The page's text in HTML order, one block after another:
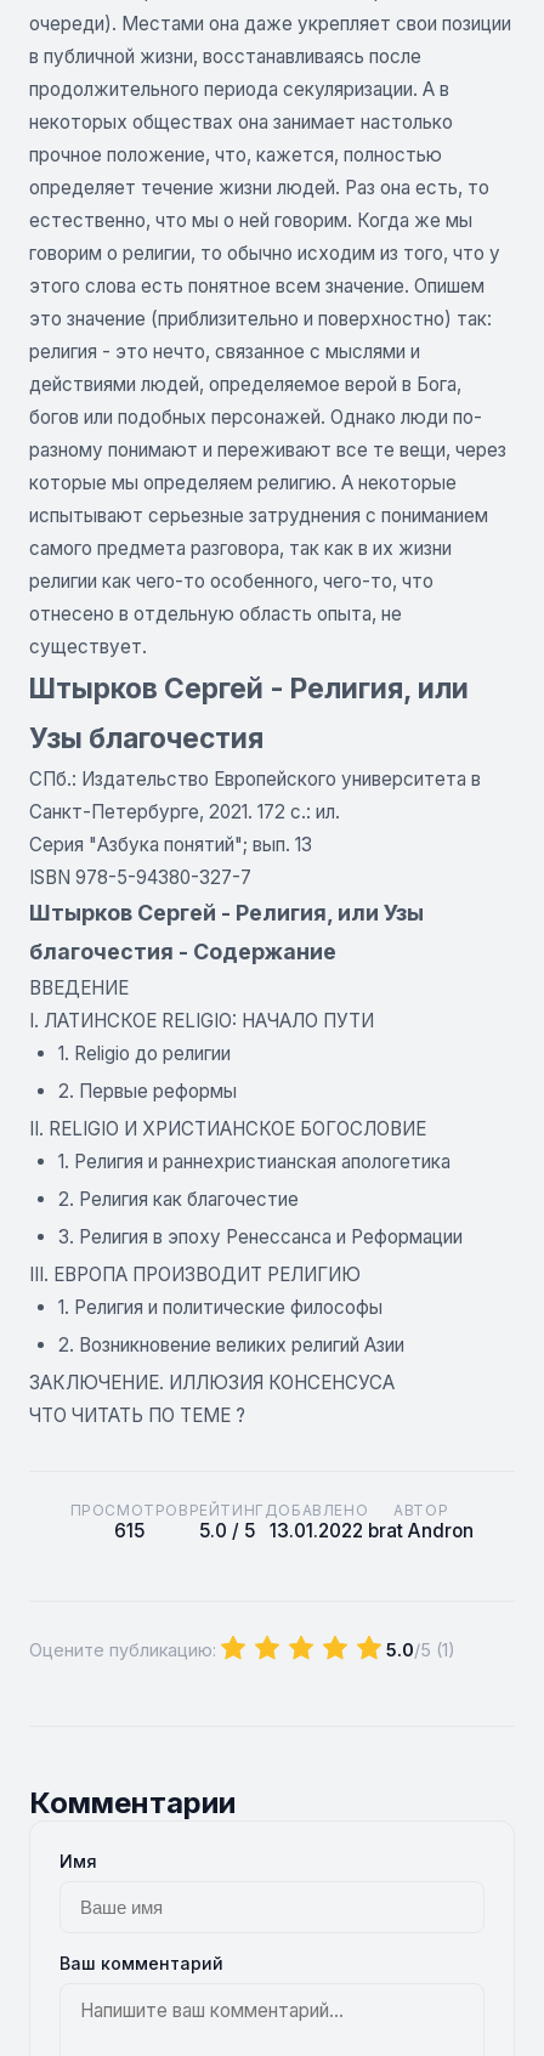
очереди). Местами она даже укрепляет свои позиции
в публичной жизни, восстанавливаясь после
продолжительного периода секуляризации. А в
некоторых обществах она занимает настолько
прочное положение, что, кажется, полностью
определяет течение жизни людей. Раз она есть, то
естественно, что мы о ней говорим. Когда же мы
говорим о религии, то обычно исходим из того, что у
этого слова есть понятное всем значение. Опишем
это значение (приблизительно и поверхностно) так:
религия - это нечто, связанное с мыслями и
действиями людей, определяемое верой в Бога,
богов или подобных персонажей. Однако люди по-
разному понимают и переживают все те вещи, через
которые мы определяем религию. А некоторые
испытывают серьезные затруднения с пониманием
самого предмета разговора, так как в их жизни
религии как чего-то особенного, чего-то, что
отнесено в отдельную область опыта, не
существует.
Штырков Сергей - Религия, или
Узы благочестия
СПб.: Издательство Европейского университета в
Санкт-Петербурге, 2021. 172 с.: ил.
Серия "Азбука понятий"; вып. 13
ISBN 978-5-94380-327-7
Штырков Сергей - Религия, или Узы
благочестия - Содержание
ВВЕДЕНИЕ
I. ЛАТИНСКОЕ RELIGIO: НАЧАЛО ПУТИ
1. Religio до религии
2. Первые реформы
II. RELIGIO И ХРИСТИАНСКОЕ БОГОСЛОВИЕ
1. Религия и раннехристианская апологетика
2. Религия как благочестие
3. Религия в эпоху Ренессанса и Реформации
III. ЕВРОПА ПРОИЗВОДИТ РЕЛИГИЮ
1. Религия и политические философы
2. Возникновение великих религий Азии
ЗАКЛЮЧЕНИЕ. ИЛЛЮЗИЯ КОНСЕНСУСА
ЧТО ЧИТАТЬ ПО ТЕМЕ ?
ПРОСМОТРОВ
615
РЕЙТИНГ
5.0 / 5
ДОБАВЛЕНО
13.01.2022
АВТОР
brat Andron
Оцените публикацию: 5.0/5 (1)
Комментарии
Имя
Ваш комментарий